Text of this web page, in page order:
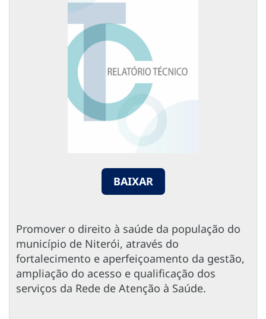
BAIXAR
Promover o direito à saúde da população do
município de Niterói, através do
fortalecimento e aperfeiçoamento da gestão,
ampliação do acesso e qualificação dos
serviços da Rede de Atenção à Saúde.